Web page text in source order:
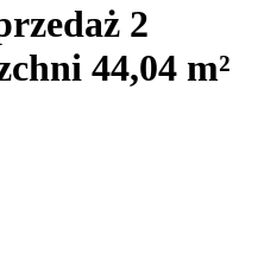
2
44,04 m²